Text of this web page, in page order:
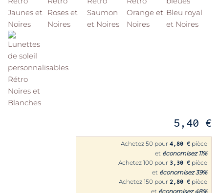
5,40 €
Achetez 50 pour 4,80 € pièce
et économisez 11%
Achetez 100 pour 3,30 € pièce
et économisez39%
Achetez 150 pour 2,80 € pièce
et économisez48%